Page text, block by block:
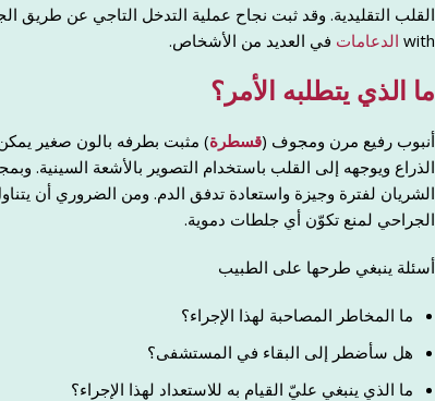
with الدعامات في العديد من الأشخاص.
ما الذي يتطلبه الأمر؟
أنبوب رفيع مرن ومجوف (قسطرة) مثبت بطرفه بالون صغير
الذراع ويوجهه إلى القلب باستخدام التصوير بالأشعة السينية.
الشريان لفترة وجيزة واستعادة تدفق الدم. ومن الضروري أن
الجراحي لمنع تكوّن أي جلطات دموية.
أسئلة ينبغي طرحها على الطبيب
ما المخاطر المصاحبة لهذا الإجراء؟
هل سأضطر إلى البقاء في المستشفى؟
ما الذي ينبغي عليّ القيام به للاستعداد لهذا الإجراء؟